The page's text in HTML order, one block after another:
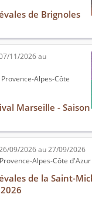
de Brignoles
11/2026 au
Alpes-Côte
Marseille - Saison
09/2026 au 27/09/2026
Alpes-Côte d'Azur
de la Saint-